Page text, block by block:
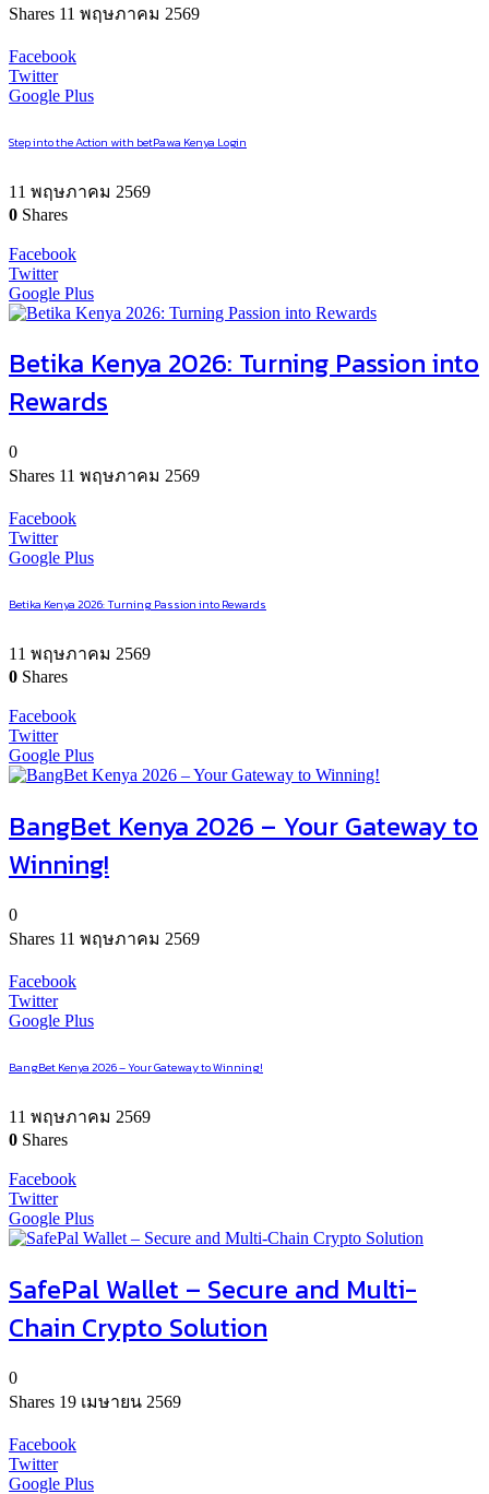
Shares 11 พฤษภาคม 2569
Facebook
Twitter
Google Plus
Step into the Action with betPawa Kenya Login
11 พฤษภาคม 2569
0 Shares
Facebook
Twitter
Google Plus
Betika Kenya 2026: Turning Passion into
Rewards
0
Shares 11 พฤษภาคม 2569
Facebook
Twitter
Google Plus
Betika Kenya 2026: Turning Passion into Rewards
11 พฤษภาคม 2569
0 Shares
Facebook
Twitter
Google Plus
BangBet Kenya 2026 – Your Gateway to
Winning!
0
Shares 11 พฤษภาคม 2569
Facebook
Twitter
Google Plus
BangBet Kenya 2026 – Your Gateway to Winning!
11 พฤษภาคม 2569
0 Shares
Facebook
Twitter
Google Plus
SafePal Wallet – Secure and Multi-
Chain Crypto Solution
0
Shares 19 เมษายน 2569
Facebook
Twitter
Google Plus